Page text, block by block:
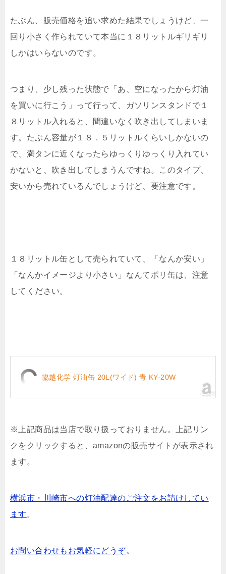
たぶん、販売価格を追い求めた結果でしょうけど、一
回り小さく作られていて本当に１８リットルギリギリ
しかはいらないのです。
つまり、少し残った状態で「あ、空になったから灯油
を買いに行こう」って行って、ガソリンスタンドで１
８リットル入れると、間違いなく吹き出してしまいま
す。たぶん容量が１８．５リットルくらいしかないの
で、満タンに近くなったらゆっくりゆっくり入れてい
かないと、吹き出してしまうんですね。このタイプ、
安いから売れているんでしょうけど、要注意です。
１８リットル缶として売られていて、「なんか安い」
「なんかイメージより小さい」なんてポリ缶は、注意
してください。
協越化学 灯油缶 20L(ワイド) 青 KY-20W
※上記商品は当店で取り扱っておりません。上記リン
クをクリックすると、amazonの販売サイトが表示され
ます。
横浜市・川崎市への灯油配達のご注文をお請けしてい
ます 。
お問い合わせもお気軽にどうぞ。